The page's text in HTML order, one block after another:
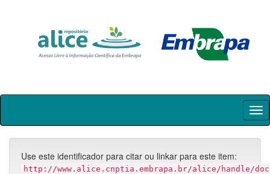
Skip
Use este identificador para citar ou linkar para este item:
http://www.alice.cnptia.embrapa.br/alice/handle/